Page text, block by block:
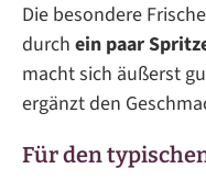
Die besondere
durch ein paar
macht sich äußerst
ergänzt den
Für den